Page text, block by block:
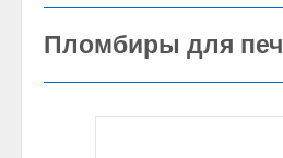
Пломбиры для